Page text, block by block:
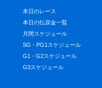
本日のレース
本日の払戻金一覧
月間スケジュール
SG・PG1スケジュール
G1・G2スケジュール
G3スケジュール